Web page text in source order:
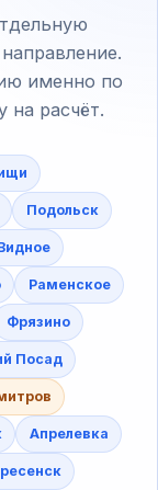
именно по
на расчёт.
Подольск
Раменское
Фрязино
Посад
Апрелевка